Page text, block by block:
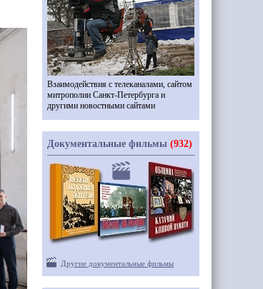
Взаимодействия с телеканалами, сайтом
митрополии Санкт-Петербурга и
другими новостными сайтами
Документальные фильмы (932)
Другие документальные фильмы